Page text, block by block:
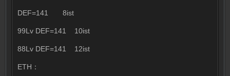
DEF=141 8ist
99Lv DEF=141 10ist
88Lv DEF=141 12ist
ETH：